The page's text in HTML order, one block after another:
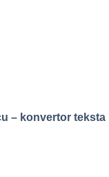
– konvertor teksta